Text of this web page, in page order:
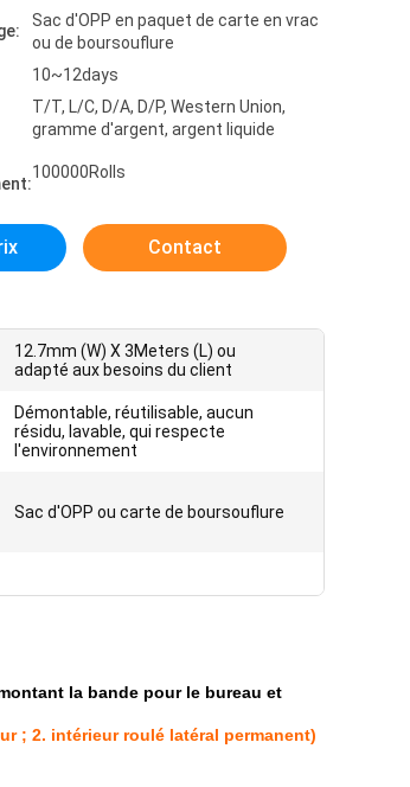
Sac d'OPP en paquet de carte en vrac
ou de boursouflure
10~12days
T/T, L/C, D/A, D/P, Western Union,
gramme d'argent, argent liquide
100000Rolls
Contact
12.7mm (W) X 3Meters (L) ou
adapté aux besoins du client
Démontable, réutilisable, aucun
résidu, lavable, qui respecte
l'environnement
Sac d'OPP ou carte de boursouflure
la bande pour le bureau et
; 2. intérieur roulé latéral permanent)